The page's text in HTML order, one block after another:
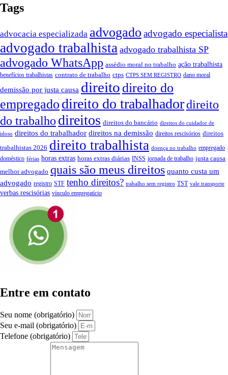
Tags
advocacia especializada advogado advogado especialista
advogado trabalhista advogado trabalhista SP
advogado WhatsApp assédio moral no trabalho ação trabalhista
benefícios trabalhistas contrato de trabalho ctps CTPS SEM REGISTRO dano moral
demissão por justa causa direito direito do
empregado direito do trabalhadordireito
do trabalho direitos direitos do bancário direitos do cuidador de
idoso direitos do trabalhador direitos na demissão direitos rescisórios direitos
trabalhistas 2026 direito trabalhista doença no trabalho empregado
doméstico férias horas extras horas extras diárias INSS jornada de trabalho justa causa
melhor advogado quais são meus direitos quanto custa um
advogado registro STF tenho direitos? trabalho sem registro TST vale transporte
verbas rescisórias vínculo empregatício
Entre em contato
Seu nome (obrigatório)
Seu e-mail (obrigatório)
Telefone (obrigatório)